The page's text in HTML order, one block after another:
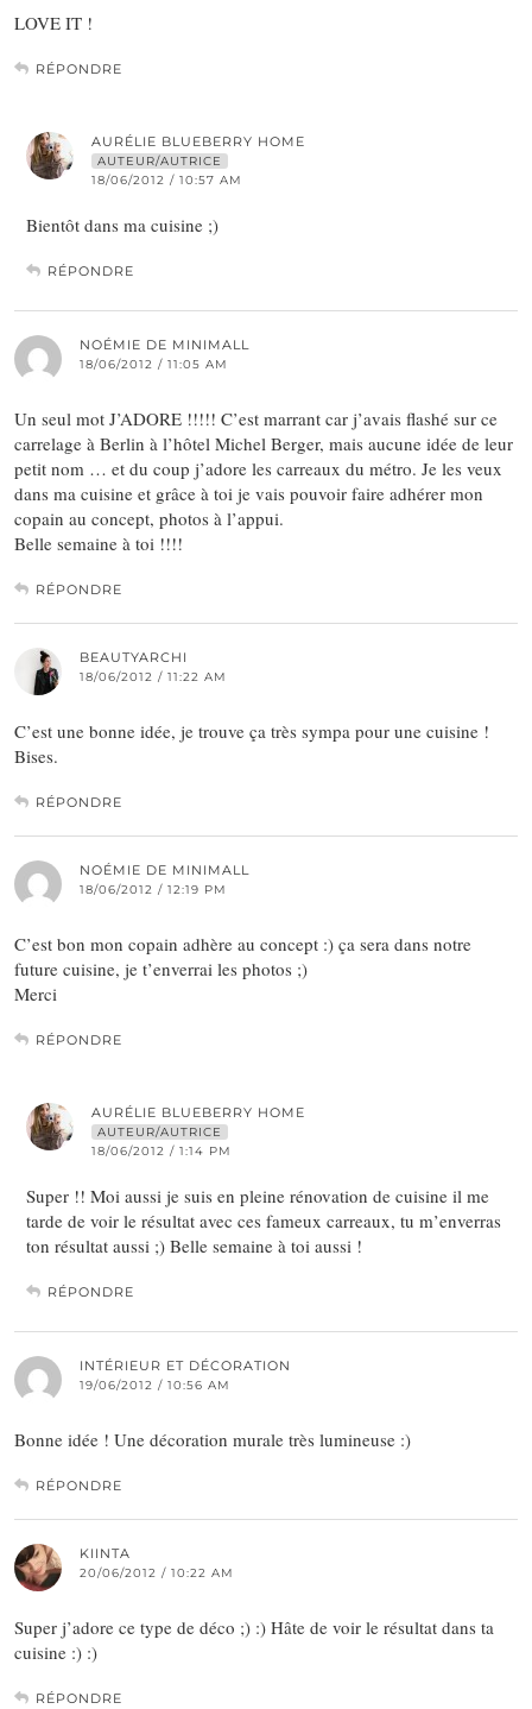
LOVE IT !
RÉPONDRE
AURÉLIE BLUEBERRY HOME
AUTEUR/AUTRICE
18/06/2012 / 10:57 AM
Bientôt dans ma cuisine ;)
RÉPONDRE
NOÉMIE DE MINIMALL
18/06/2012 / 11:05 AM
Un seul mot J’ADORE !!!!! C’est marrant car j’avais flashé sur ce
carrelage à Berlin à l’hôtel Michel Berger, mais aucune idée de leur
petit nom … et du coup j’adore les carreaux du métro. Je les veux
dans ma cuisine et grâce à toi je vais pouvoir faire adhérer mon
copain au concept, photos à l’appui.
Belle semaine à toi !!!!
RÉPONDRE
BEAUTYARCHI
18/06/2012 / 11:22 AM
C’est une bonne idée, je trouve ça très sympa pour une cuisine !
Bises.
RÉPONDRE
NOÉMIE DE MINIMALL
18/06/2012 / 12:19 PM
C’est bon mon copain adhère au concept :) ça sera dans notre
future cuisine, je t’enverrai les photos ;)
Merci
RÉPONDRE
AURÉLIE BLUEBERRY HOME
AUTEUR/AUTRICE
18/06/2012 / 1:14 PM
Super !! Moi aussi je suis en pleine rénovation de cuisine il me
tarde de voir le résultat avec ces fameux carreaux, tu m’enverras
ton résultat aussi ;) Belle semaine à toi aussi !
RÉPONDRE
INTÉRIEUR ET DÉCORATION
19/06/2012 / 10:56 AM
Bonne idée ! Une décoration murale très lumineuse :)
RÉPONDRE
KIINTA
20/06/2012 / 10:22 AM
Super j’adore ce type de déco ;) :) Hâte de voir le résultat dans ta
cuisine :) :)
RÉPONDRE